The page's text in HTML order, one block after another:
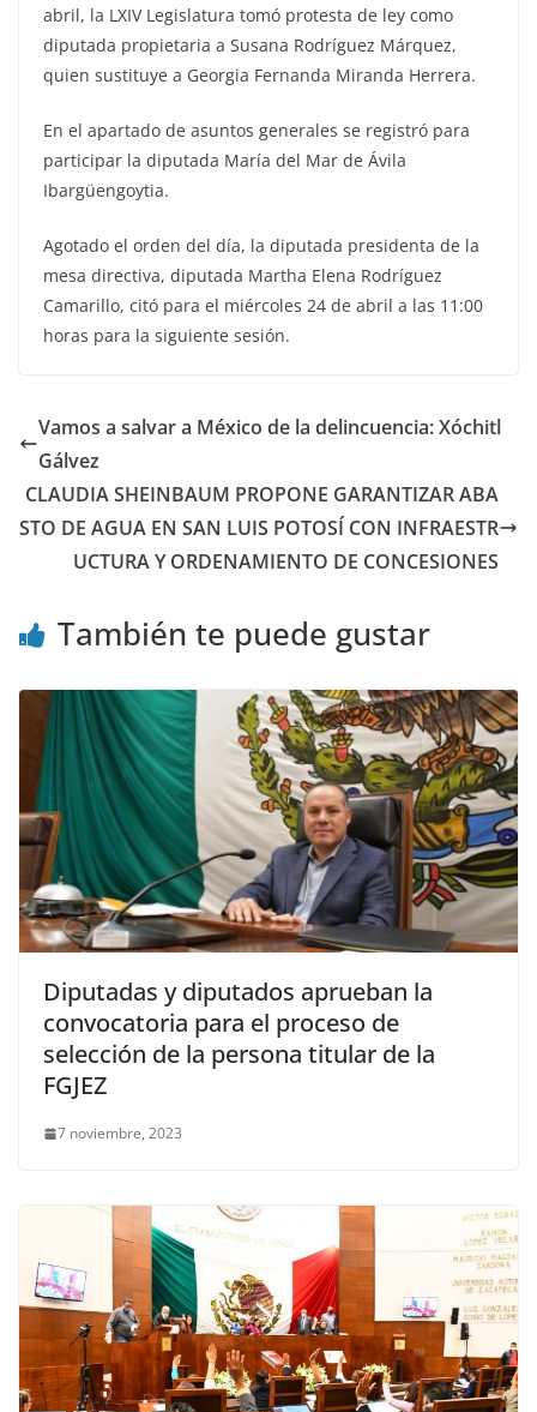
abril, la LXIV Legislatura tomó protesta de ley como
diputada propietaria a Susana Rodríguez Márquez,
quien sustituye a Georgia Fernanda Miranda Herrera.
En el apartado de asuntos generales se registró para
participar la diputada María del Mar de Ávila
Ibargüengoytia.
Agotado el orden del día, la diputada presidenta de la
mesa directiva, diputada Martha Elena Rodríguez
Camarillo, citó para el miércoles 24 de abril a las 11:00
horas para la siguiente sesión.
Vamos a salvar a México de la delincuencia: Xóchitl
Gálvez
CLAUDIA SHEINBAUM PROPONE GARANTIZAR ABA
STO DE AGUA EN SAN LUIS POTOSÍ CON INFRAESTR
UCTURA Y ORDENAMIENTO DE CONCESIONES
También te puede gustar
Diputadas y diputados aprueban la
convocatoria para el proceso de
selección de la persona titular de la
FGJEZ
7 noviembre, 2023